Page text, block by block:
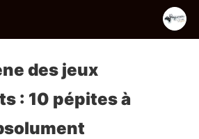
des jeux
: 10 pépites à